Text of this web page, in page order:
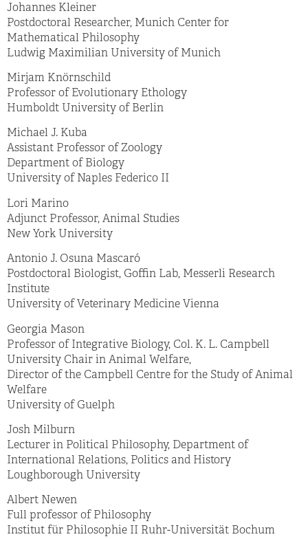
Johannes Kleiner
Postdoctoral Researcher, Munich Center for
Mathematical Philosophy
Ludwig Maximilian University of Munich
Mirjam Knörnschild
Professor of Evolutionary Ethology
Humboldt University of Berlin
Michael J. Kuba
Assistant Professor of Zoology
Department of Biology
University of Naples Federico II
Lori Marino
Adjunct Professor, Animal Studies
New York University
Antonio J. Osuna Mascaró
Postdoctoral Biologist, Goffin Lab, Messerli Research
Institute
University of Veterinary Medicine Vienna
Georgia Mason
Professor of Integrative Biology, Col. K. L. Campbell
University Chair in Animal Welfare,
Director of the Campbell Centre for the Study of Animal
Welfare
University of Guelph
Josh Milburn
Lecturer in Political Philosophy, Department of
International Relations, Politics and History
Loughborough University
Albert Newen
Full professor of Philosophy
Institut für Philosophie II Ruhr-Universität Bochum